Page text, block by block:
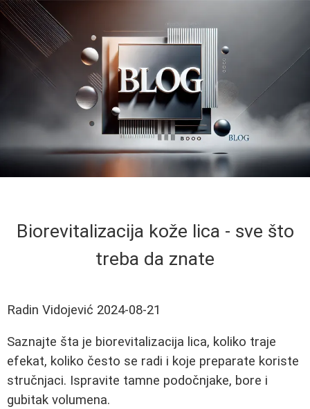
Biorevitalizacija kože lica - sve što
treba da znate
Radin Vidojević 2024-08-21
Saznajte šta je biorevitalizacija lica, koliko traje
efekat, koliko često se radi i koje preparate koriste
stručnjaci. Ispravite tamne podočnjake, bore i
gubitak volumena.